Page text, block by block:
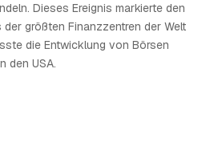
Dieses Ereignis markierte den
der größten Finanzzentren der Welt
die Entwicklung von Börsen
den USA.